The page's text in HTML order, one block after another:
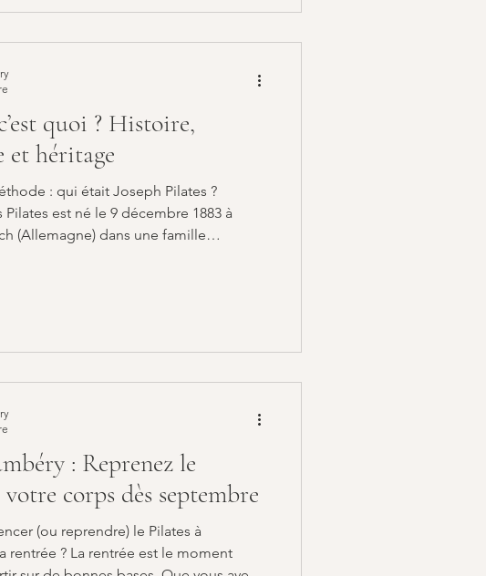
quoi ? Histoire,
et héritage
: qui était Joseph Pilates ?
est né le 9 décembre 1883 à
dans une famille
: Reprenez le
corps dès septembre
(ou reprendre) le Pilates à
rentrée ? La rentrée est le moment